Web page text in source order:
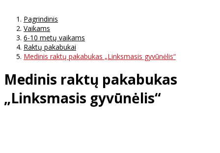
Pagrindinis
Vaikams
6-10 metų vaikams
Raktų pakabukai
Medinis raktų pakabukas „Linksmasis gyvūnėlis“
Medinis raktų pakabukas
„Linksmasis gyvūnėlis“